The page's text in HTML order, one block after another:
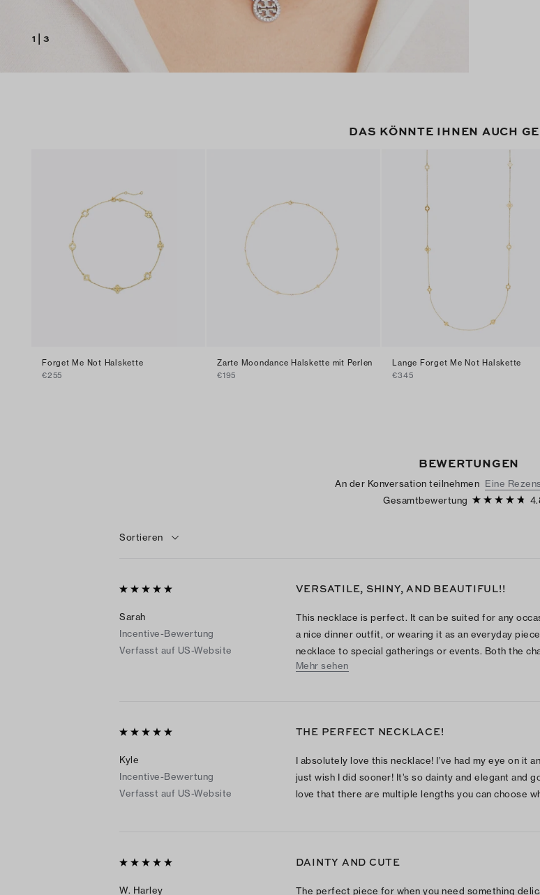
1 | 3
DAS KÖNNTE IHNEN AUCH
Forget Me Not Halskette
€255
Zarte Moondance Halskette mit Perlen
€195
Lange Forget Me Not Halskette
€345
BEWERTUNGEN
An der Konversation teilnehmen Eine
Gesamtbewertung
Sortieren
Sarah
Incentive-Bewertung
Verfasst auf US-Website
VERSATILE, SHINY, AND BEAUTIFUL!!
This necklace is perfect. It can be suited for any
a nice dinner outfit, or wearing it as an everyday
necklace to special gatherings or events. Both the
are super shiny against the light, their crystals twinkle
Mehr sehen
Kyle
Incentive-Bewertung
Verfasst auf US-Website
THE PERFECT NECKLACE!
I absolutely love this necklace! I’ve had my eye on it
just wish I did sooner! It’s so dainty and elegant and
love that there are multiple lengths you can choose
W. Harley
DAINTY AND CUTE
The perfect piece for when you need something